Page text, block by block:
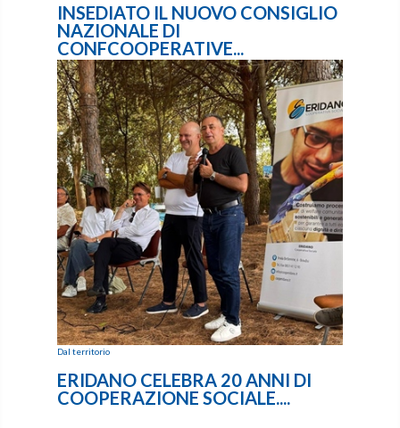
INSEDIATO IL NUOVO CONSIGLIO
NAZIONALE DI
CONFCOOPERATIVE...
Dal territorio
ERIDANO CELEBRA 20 ANNI DI
COOPERAZIONE SOCIALE....